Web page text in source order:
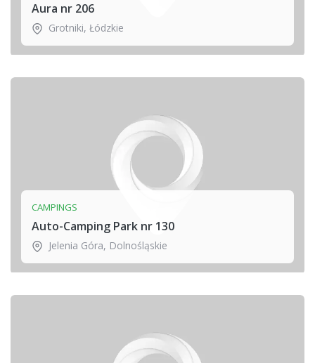
Aura nr 206
Grotniki, Łódzkie
CAMPINGS
Auto-Camping Park nr 130
Jelenia Góra, Dolnośląskie